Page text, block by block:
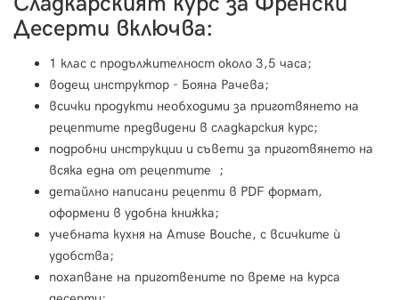
Десерти включва:
1 клас с продължителност около 3,5 часа;
водещ инструктор - Бояна Рачева;
всички продукти необходими за приготвянето на
рецептите предвидени в сладкарския курс;
подробни инструкции и съвети за приготвянето на
всяка една от рецептите ;
детайлно написани рецепти в PDF формат,
оформени в удобна книжка;
учебната кухня на Amuse Bouche, с всичките ѝ
удобства;
похапване на приготвените по време на курса